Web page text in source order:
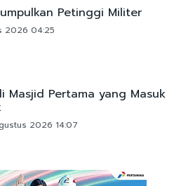
Petinggi Militer
2026 04:25
Masjid Pertama yang Masuk
2026 14:07